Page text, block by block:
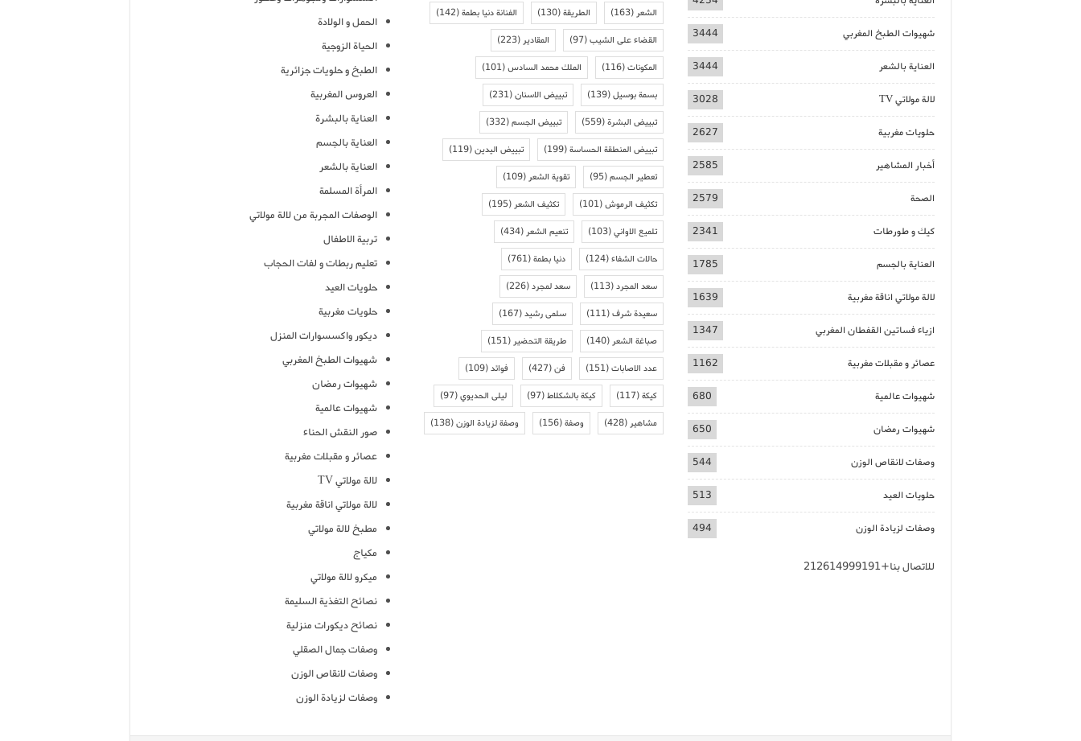
شهيوات الطبخ المغربي 3444
العناية بالشعر 3444
لالة مولاتي TV 3028
حلويات مغربية 2627
أخبار المشاهير 2585
الصحة 2579
كيك و طورطات 2341
العناية بالجسم 1785
لالة مولاتي اناقة مغربية 1639
ازياء فساتين القفطان المغربي 1347
عصائر و مقبلات مغربية 1162
شهيوات عالمية 680
شهيوات رمضان 650
وصفات لانقاص الوزن 544
حلويات العيد 513
وصفات لزيادة الوزن 494
للاتصال بنا+212614999191
الشعر(163) الطريقة(130) الفنانة دنيا بطمة(142)
القضاء على الشيب(97) المقادير(223)
المكونات(116) الملك محمد السادس(101)
بسمة بوسيل(139) تبييض الاسنان(231)
تبييض البشرة(559) تبييض الجسم(332)
تبييض المنطقة الحساسة(199) تبييض اليدين(119)
تعطير الجسم(95) تقوية الشعر(109)
تكثيف الرموش(101) تكثيف الشعر(195)
تلميع الاواني(103) تنعيم الشعر(434)
حالات الشفاء(124) دنيا بطمة(761)
سعد المجرد(113) سعد لمجرد(226)
سعيدة شرف(111) سلمى رشيد(167)
صباغة الشعر(140) طريقة التحضير(151)
عدد الاصابات(151) فن(427) فوائد(109)
كيكة(117) كيكة بالشكلاط(97) ليلى الحديوي(97)
مشاهير(428) وصفة(156) وصفة لزيادة الوزن(138)
الحمل و الولادة
الحياة الزوجية
الطبخ و حلويات جزائرية
العروس المغربية
العناية بالبشرة
العناية بالجسم
العناية بالشعر
المرأة المسلمة
الوصفات المجربة من لالة مولاتي
تربية الاطفال
تعليم ربطات و لفات الحجاب
حلويات العيد
حلويات مغربية
ديكور واكسسوارات المنزل
شهيوات الطبخ المغربي
شهيوات رمضان
شهيوات عالمية
صور النقش الحناء
عصائر و مقبلات مغربية
لالة مولاتي TV
لالة مولاتي اناقة مغربية
مطبخ لالة مولاتي
مكياج
ميكرو لالة مولاتي
نصائح التغذية السليمة
نصائح ديكورات منزلية
وصفات جمال الصقلي
وصفات لانقاص الوزن
وصفات لزيادة الوزن